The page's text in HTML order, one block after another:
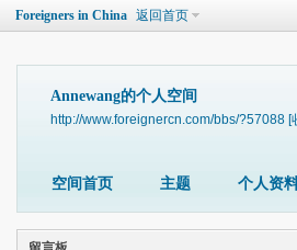
Foreigners in China 返回首页
Annewang的个人空间
http://www.foreignercn.com/bbs/?57088 [
空间首页 主题 个人资